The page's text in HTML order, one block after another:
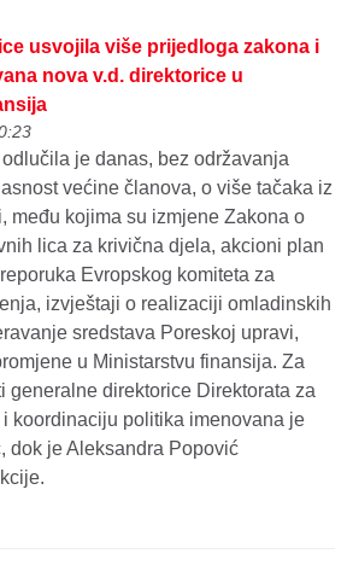
usvojila više prijedloga zakona i
nova v.d. direktorice u
je danas, bez održavanja
većine članova, o više tačaka iz
među kojima su izmjene Zakona o
lica za krivična djela, akcioni plan
Evropskog komiteta za
izvještaji o realizaciji omladinskih
sredstava Poreskoj upravi,
u Ministarstvu finansija. Za
generalne direktorice Direktorata za
koordinaciju politika imenovana je
dok je Aleksandra Popović